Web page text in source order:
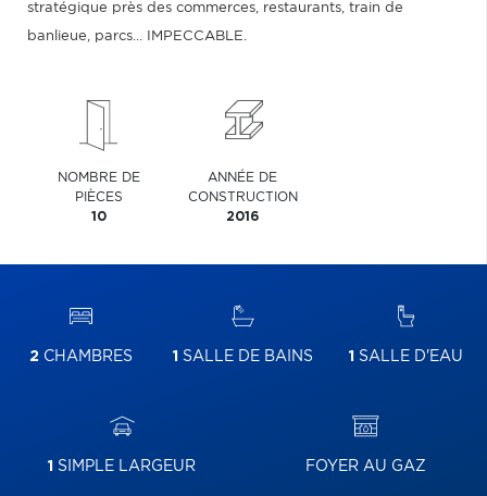
stratégique près des commerces, restaurants, train de
banlieue, parcs... IMPECCABLE.
NOMBRE DE
PIÈCES
10
ANNÉE DE
CONSTRUCTION
2016
2 CHAMBRES 1 SALLE DE BAINS 1 SALLE D'EAU
1 SIMPLE LARGEUR FOYER AU GAZ